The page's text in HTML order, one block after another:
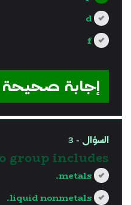
d
f
إجابة صحيحة
السؤال - 3
includes.......
metals.
liquid nonmetals.